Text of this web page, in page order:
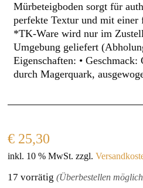
Mürbeteigboden sorgt für
perfekte Textur und mit einer
*TK-Ware wird nur im
Umgebung geliefert
Eigenschaften: •
durch Magerquark,
€ 25,30
inkl. 10 % MwSt. zzgl.
17 vorrätig(Überbestellen